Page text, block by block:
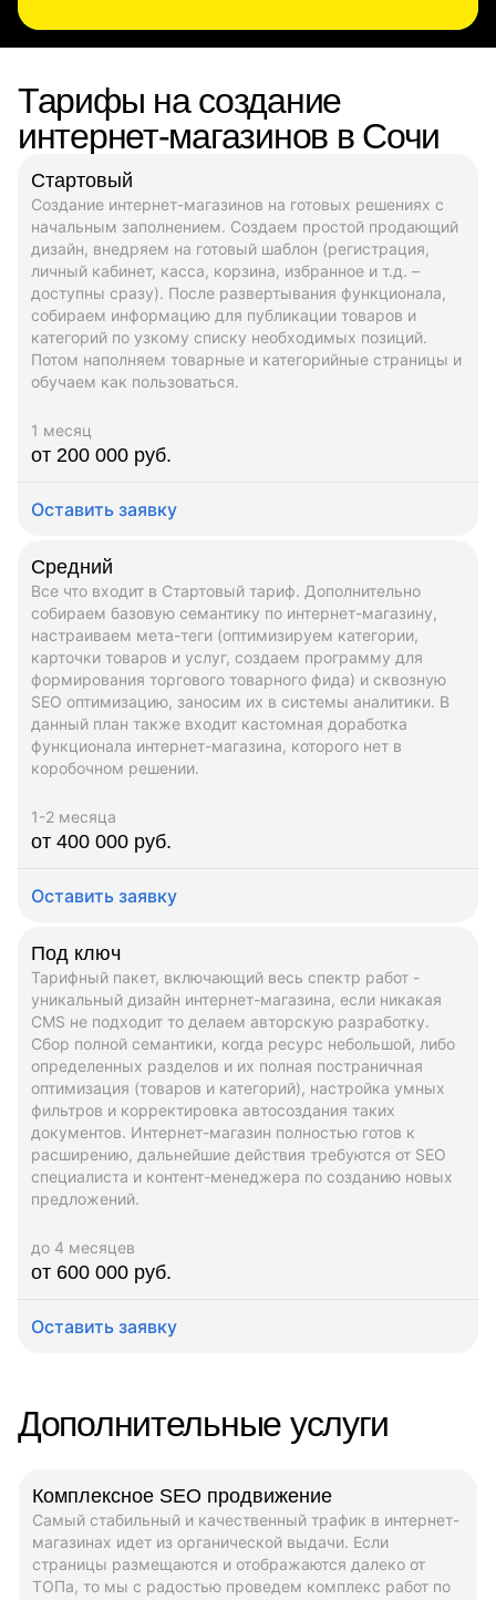
Тарифы на создание
интернет-магазинов в Сочи
Стартовый
Создание интернет-магазинов на готовых решениях с
начальным заполнением. Создаем простой продающий
дизайн, внедряем на готовый шаблон (регистрация,
личный кабинет, касса, корзина, избранное и т.д. –
доступны сразу). После развертывания функционала,
собираем информацию для публикации товаров и
категорий по узкому списку необходимых позиций.
Потом наполняем товарные и категорийные страницы и
обучаем как пользоваться.
1 месяц
от 200 000 руб.
Оставить заявку
Средний
Все что входит в Стартовый тариф. Дополнительно
собираем базовую семантику по интернет-магазину,
настраиваем мета-теги (оптимизируем категории,
карточки товаров и услуг, создаем программу для
формирования торгового товарного фида) и сквозную
SEO оптимизацию, заносим их в системы аналитики. В
данный план также входит кастомная доработка
функционала интернет-магазина, которого нет в
коробочном решении.
1-2 месяца
от 400 000 руб.
Оставить заявку
Под ключ
Тарифный пакет, включающий весь спектр работ -
уникальный дизайн интернет-магазина, если никакая
CMS не подходит то делаем авторскую разработку.
Сбор полной семантики, когда ресурс небольшой, либо
определенных разделов и их полная постраничная
оптимизация (товаров и категорий), настройка умных
фильтров и корректировка автосоздания таких
документов. Интернет-магазин полностью готов к
расширению, дальнейшие действия требуются от SEO
специалиста и контент-менеджера по созданию новых
предложений.
до 4 месяцев
от 600 000 руб.
Оставить заявку
Дополнительные услуги
Комплексное SEO продвижение
Самый стабильный и качественный трафик в интернет-
магазинах идет из органической выдачи. Если
страницы размещаются и отображаются далеко от
ТОПа, то мы с радостью проведем комплекс работ по